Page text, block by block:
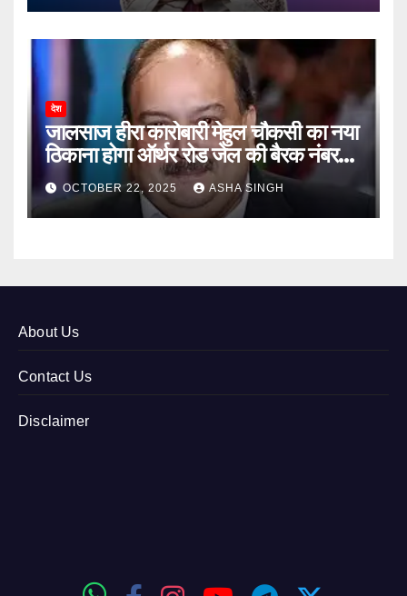
देश
जालसाज हीरा कारोबारी मेहुल चौकसी का नया
ठिकाना होगा ऑर्थर रोड जेल की बैरक नंबर
12OCTOBER 22, 2025 ASHA SINGH
About Us
Contact Us
Disclaimer